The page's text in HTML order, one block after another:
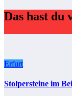
Das hast du
Erfurt
Stolpersteine im